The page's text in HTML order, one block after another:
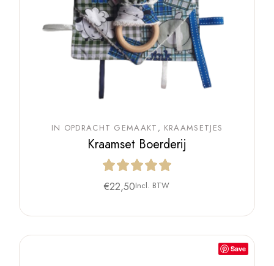
IN OPDRACHT GEMAAKT KRAAMSETJES
Kraamset Boerderij
€22,50Incl. BTW
Save